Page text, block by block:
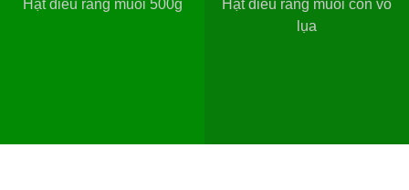
Hạt điều rang muối 500g
Hạt điều rang muối còn vỏ
lụa